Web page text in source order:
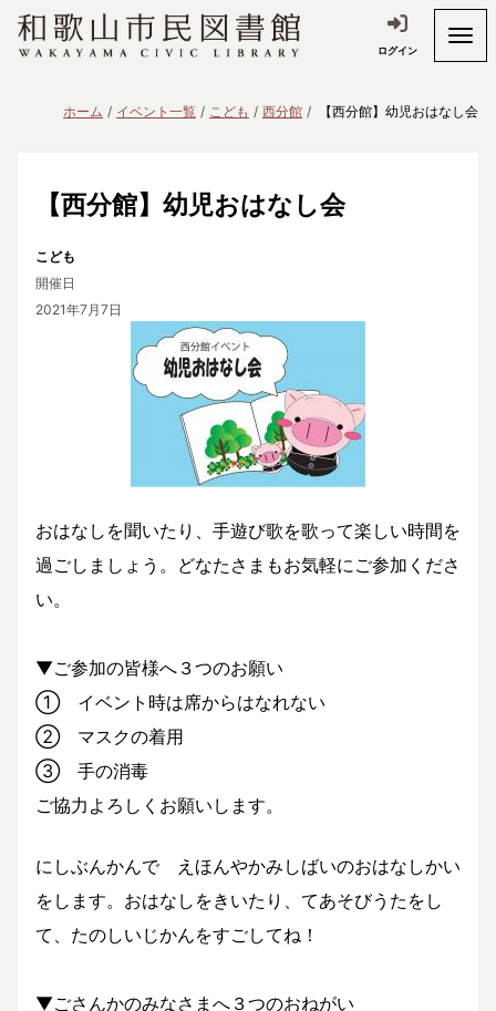
ログイン
ホーム イベント一覧 こども 西分館 【西分館】幼児おはなし会
【西分館】幼児おはなし会
こども
開催日
2021年7月7日
おはなしを聞いたり、手遊び歌を歌って楽しい時間を
過ごしましょう。どなたさまもお気軽にご参加くださ
い。
▼ご参加の皆様へ３つのお願い
① イベント時は席からはなれない
② マスクの着用
③ 手の消毒
ご協力よろしくお願いします。
にしぶんかんで えほんやかみしばいのおはなしかい
をします。おはなしをきいたり、てあそびうたをし
て、たのしいじかんをすごしてね！
▼ごさんかのみなさまへ３つのおねがい